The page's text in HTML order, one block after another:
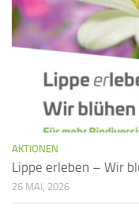
AKTIONEN
Lippe erleben – Wir
26 MAI, 2026